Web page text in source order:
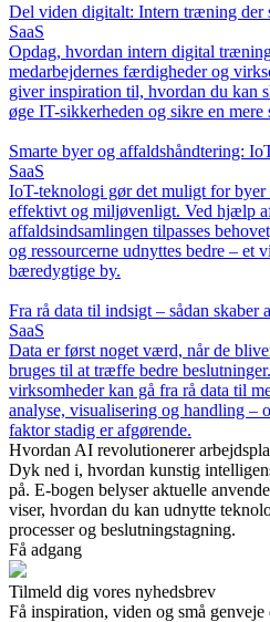
Del viden digitalt: Intern træning der
SaaS
Opdag, hvordan intern digital
medarbejdernes færdigheder og
giver inspiration til, hvordan du kan
øge IT-sikkerheden og sikre en
Smarte byer og affaldshåndtering:
SaaS
IoT-teknologi gør det muligt for byer
effektivt og miljøvenligt. Ved hjælp
affaldsindsamlingen tilpasses
og ressourcerne udnyttes bedre – et
bæredygtige by.
Fra rå data til indsigt – sådan skaber
SaaS
Data er først noget værd, når de
bruges til at træffe bedre
virksomheder kan gå fra rå data til
analyse, visualisering og handling –
faktor stadig er afgørende.
Hvordan AI revolutionerer
Dyk ned i, hvordan kunstig
på. E-bogen belyser aktuelle
viser, hvordan du kan udnytte
processer og beslutningstagning.
Få adgang
Tilmeld dig vores nyhedsbrev
Få inspiration, viden og små